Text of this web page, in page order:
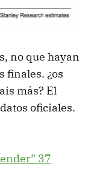
no que hayan
finales. ¿os
más? El
oficiales.
37